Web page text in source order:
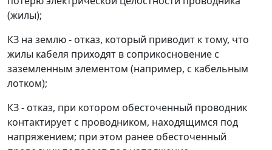
(жилы);
КЗ на землю - отказ, который приводит к тому, что
жилы кабеля приходят в соприкосновение с
заземленным элементом (например, с кабельным
лотком);
КЗ - отказ, при котором обесточенный проводник
контактирует с проводником, находящимся под
напряжением; при этом ранее обесточенный